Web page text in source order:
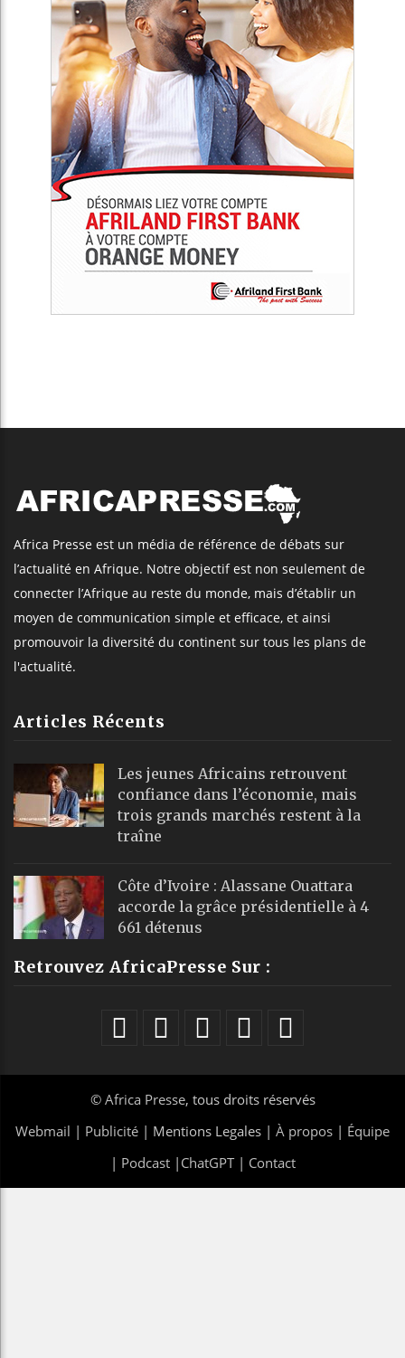
Africa Presse est un média de référence de débats sur
l’actualité en Afrique. Notre objectif est non seulement de
connecter l’Afrique au reste du monde, mais d’établir un
moyen de communication simple et efficace, et ainsi
promouvoir la diversité du continent sur tous les plans de
l'actualité.
Articles Récents
Les jeunes Africains retrouvent
confiance dans l’économie, mais
trois grands marchés restent à la
traîne
Côte d’Ivoire : Alassane Ouattara
accorde la grâce présidentielle à 4
661 détenus
Retrouvez AfricaPresse Sur :
© Africa Presse, tous droits réservés
Webmail | Publicité | Mentions Legales | À propos | Équipe
| Podcast| ChatGPT| Contact